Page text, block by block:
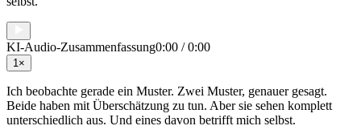
KI-Audio-Zusammenfassung0:00 /0:00
1×
Ich beobachte gerade ein Muster. Zwei Muster, genauer gesagt.
Beide haben mit Überschätzung zu tun. Aber sie sehen komplett
unterschiedlich aus. Und eines davon betrifft mich selbst.